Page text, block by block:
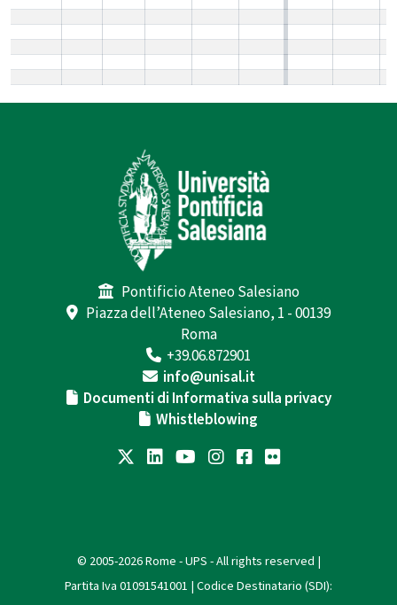
Pontificio Ateneo Salesiano
Piazza dell’Ateneo Salesiano, 1 - 00139
Roma
+39.06.872901
info@unisal.it
Documenti di Informativa sulla privacy
Whistleblowing
© 2005-2026 Rome - UPS - All rights reserved |
Partita Iva 01091541001 | Codice Destinatario (SDI):